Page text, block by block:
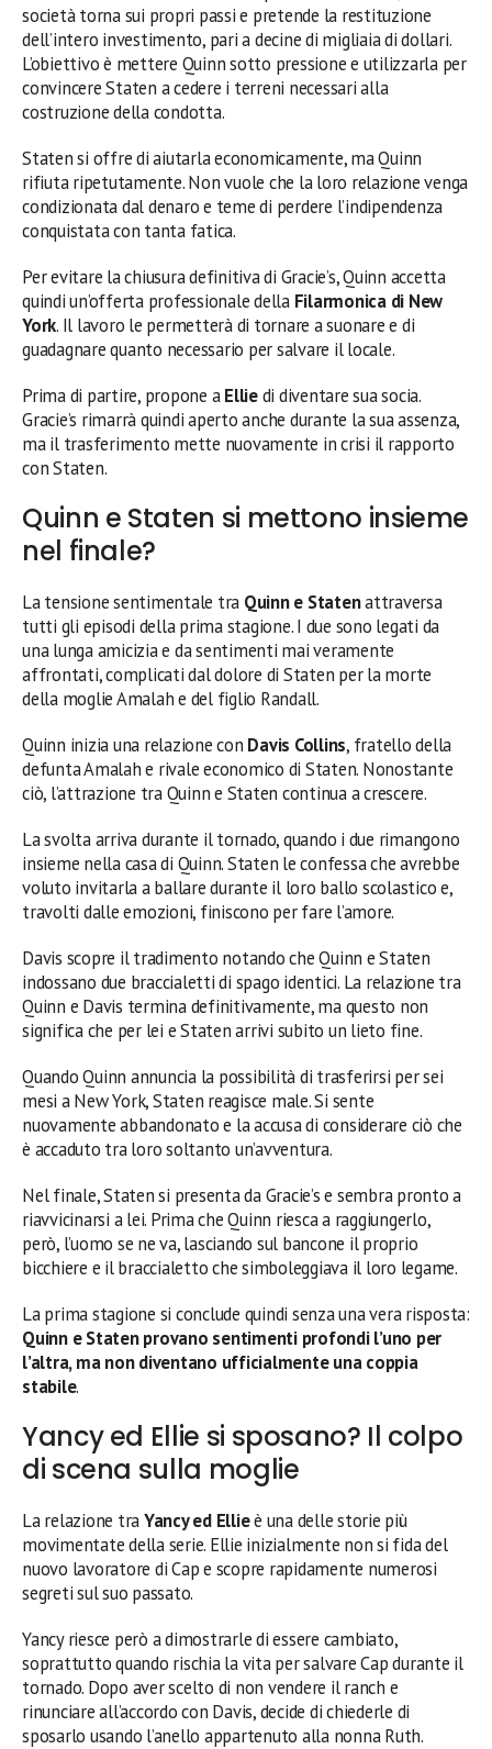
società torna sui propri passi e pretende la restituzione
dell’intero investimento, pari a decine di migliaia di dollari.
L’obiettivo è mettere Quinn sotto pressione e utilizzarla per
convincere Staten a cedere i terreni necessari alla
costruzione della condotta.
Staten si offre di aiutarla economicamente, ma Quinn
rifiuta ripetutamente. Non vuole che la loro relazione venga
condizionata dal denaro e teme di perdere l’indipendenza
conquistata con tanta fatica.
Per evitare la chiusura definitiva di Gracie’s, Quinn accetta
quindi un’offerta professionale della Filarmonica di New
York. Il lavoro le permetterà di tornare a suonare e di
guadagnare quanto necessario per salvare il locale.
Prima di partire, propone aElliedi diventare sua socia.
Gracie’s rimarrà quindi aperto anche durante la sua assenza,
ma il trasferimento mette nuovamente in crisi il rapporto
con Staten.
Quinn e Staten si mettono insieme
nel finale?
La tensione sentimentale tra Quinn e Statenattraversa
tutti gli episodi della prima stagione. I due sono legati da
una lunga amicizia e da sentimenti mai veramente
affrontati, complicati dal dolore di Staten per la morte
della moglie Amalah e del figlio Randall.
Quinn inizia una relazione con Davis Collins, fratello della
defunta Amalah e rivale economico di Staten. Nonostante
ciò, l’attrazione tra Quinn e Staten continua a crescere.
La svolta arriva durante il tornado, quando i due rimangono
insieme nella casa di Quinn. Staten le confessa che avrebbe
voluto invitarla a ballare durante il loro ballo scolastico e,
travolti dalle emozioni, finiscono per fare l’amore.
Davis scopre il tradimento notando che Quinn e Staten
indossano due braccialetti di spago identici. La relazione tra
Quinn e Davis termina definitivamente, ma questo non
significa che per lei e Staten arrivi subito un lieto fine.
Quando Quinn annuncia la possibilità di trasferirsi per sei
mesi a New York, Staten reagisce male. Si sente
nuovamente abbandonato e la accusa di considerare ciò che
è accaduto tra loro soltanto un’avventura.
Nel finale, Staten si presenta da Gracie’s e sembra pronto a
riavvicinarsi a lei. Prima che Quinn riesca a raggiungerlo,
però, l’uomo se ne va, lasciando sul bancone il proprio
bicchiere e il braccialetto che simboleggiava il loro legame.
La prima stagione si conclude quindi senza una vera risposta:
Quinn e Staten provano sentimenti profondi l’uno per
l’altra, ma non diventano ufficialmente una coppia
stabile.
Yancy ed Ellie si sposano? Il colpo
di scena sulla moglie
La relazione traYancy ed Ellieè una delle storie più
movimentate della serie. Ellie inizialmente non si fida del
nuovo lavoratore di Cap e scopre rapidamente numerosi
segreti sul suo passato.
Yancy riesce però a dimostrarle di essere cambiato,
soprattutto quando rischia la vita per salvare Cap durante il
tornado. Dopo aver scelto di non vendere il ranch e
rinunciare all’accordo con Davis, decide di chiederle di
sposarlo usando l’anello appartenuto alla nonna Ruth.